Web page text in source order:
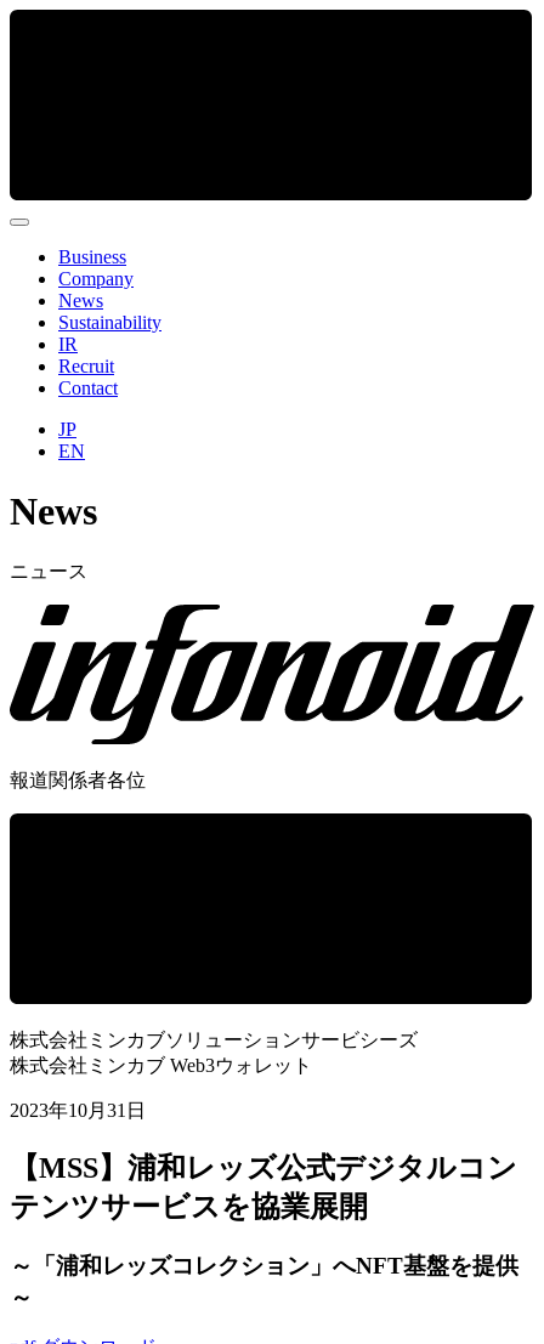
Business
Company
News
Sustainability
IR
Recruit
Contact
JP
EN
News
ニュース
報道関係者各位
株式会社ミンカブソリューションサービシーズ
株式会社ミンカブ Web3ウォレット
2023年10月31日
【MSS】浦和レッズ公式デジタルコン
テンツサービスを協業展開
～「浦和レッズコレクション」へNFT基盤を提供
～